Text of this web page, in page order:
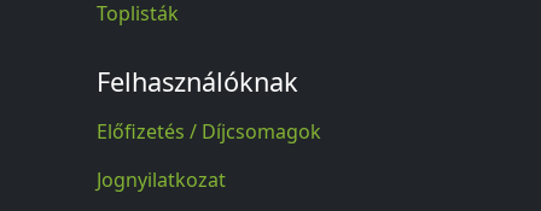
Toplisták
Felhasználóknak
Előfizetés / Díjcsomagok
Jognyilatkozat